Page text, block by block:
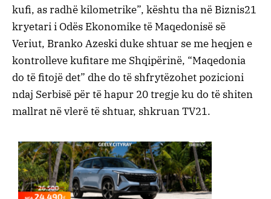
kufi, as radhë kilometrike”, kështu tha në Biznis21
kryetari i Odës Ekonomike të Maqedonisë së
Veriut, Branko Azeski duke shtuar se me heqjen e
kontrolleve kufitare me Shqipërinë, “Maqedonia
do të fitojë det” dhe do të shfrytëzohet pozicioni
ndaj Serbisë për të hapur 20 tregje ku do të shiten
mallrat në vlerë të shtuar, shkruan TV21.